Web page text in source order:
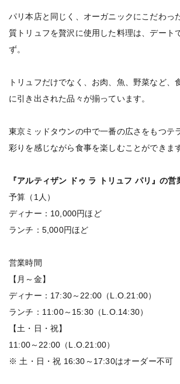
パリ本店と同じく、オーガニックにこだわっ
質トリュフを贅沢に使用した料理は、デート
ず。
トリュフだけでなく、お肉、魚、野菜など、
に引き出された品々が揃っています。
東京ミッドタウンの中で一番の広さをもつテ
彩りを感じながら食事を楽しむことができま
『アルティザン ドゥ ラ トリュフ パリ』の営
予算（1人）
ディナー：10,000円ほど
ランチ：5,000円ほど
営業時間
【月～金】
ディナー：17:30～22:00（L.O.21:00）
ランチ：11:00～15:30（L.O.14:30）
【土・日・祝】
11:00～22:00（L.O.21:00）
※ 土・日・祝 16:30～17:30はオーダー不可